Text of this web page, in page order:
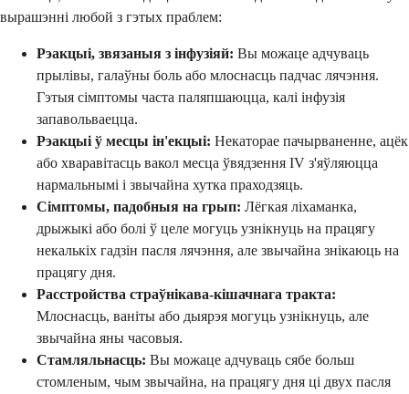
вырашэнні любой з гэтых праблем:
Рэакцыі, звязаныя з інфузіяй: Вы можаце адчуваць
прылівы, галаўны боль або млоснасць падчас лячэння.
Гэтыя сімптомы часта паляпшаюцца, калі інфузія
запавольваецца.
Рэакцыі ў месцы ін'екцыі: Некаторае пачырваненне, ацёк
або хваравітасць вакол месца ўвядзення IV з'яўляюцца
нармальнымі і звычайна хутка праходзяць.
Сімптомы, падобныя на грып: Лёгкая ліхаманка,
дрыжыкі або болі ў целе могуць узнікнуць на працягу
некалькіх гадзін пасля лячэння, але звычайна знікаюць на
працягу дня.
Расстройства страўнікава-кішачнага тракта:
Млоснасць, ваніты або дыярэя могуць узнікнуць, але
звычайна яны часовыя.
Стамляльнасць: Вы можаце адчуваць сябе больш
стомленым, чым звычайна, на працягу дня ці двух пасля